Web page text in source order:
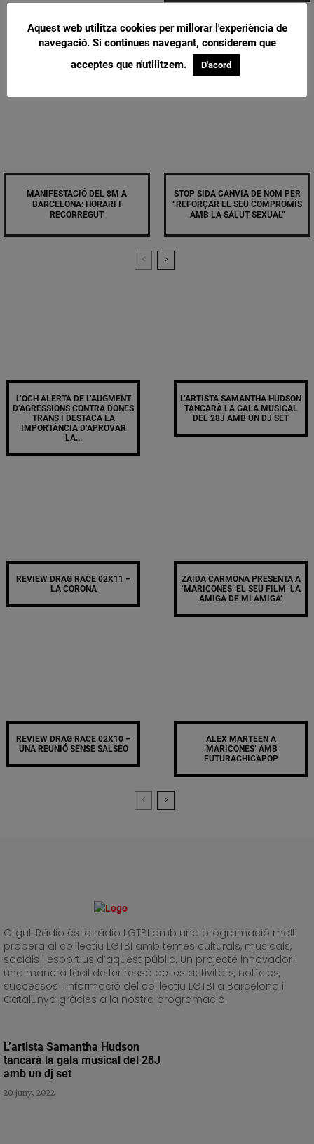
MANIFESTACIÓ DEL 8M A
BARCELONA: HORARI I
RECORREGUT
STOP SIDA CANVIA DE NOM PER
“REFORÇAR EL SEU COMPROMÍS
AMB LA SALUT SEXUAL”
L’OCH ALERTA DE L’AUGMENT
D’AGRESSIONS CONTRA DONES
TRANS I DESTACA LA
IMPORTÀNCIA D’APROVAR
LA...
L’ARTISTA SAMANTHA HUDSON
TANCARÀ LA GALA MUSICAL
DEL 28J AMB UN DJ SET
REVIEW DRAG RACE 02X11 –
LA CORONA
ZAIDA CARMONA PRESENTA A
‘MARICONES’ EL SEU FILM ‘LA
AMIGA DE MI AMIGA’
REVIEW DRAG RACE 02X10 –
UNA REUNIÓ SENSE SALSEO
ALEX MARTEEN A
‘MARICONES’ AMB
FUTURACHICAPOP
Orgull Ràdio és la ràdio LGTBI amb una programació molt
propera al col·lectiu LGTBI amb temes culturals, musicals,
socials i esportius d’aquest públic. Un projecte innovador i
una manera fàcil de fer ressò de les activitats, notícies,
successos i informació del col·lectiu LGTBI a Barcelona i
Catalunya gràcies a la nostra programació.
L’artista Samantha Hudson
tancarà la gala musical del 28J
amb un dj set
20 juny, 2022
Aquest web utilitza cookies per millorar l'experiència de
navegació. Si continues navegant, considerem que
acceptes que n'utilitzem.
D'acord